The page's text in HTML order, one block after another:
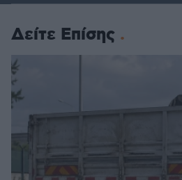
Δείτε Επίσης